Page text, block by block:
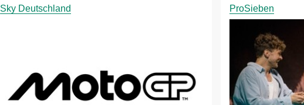
Sky Deutschland ProSieben